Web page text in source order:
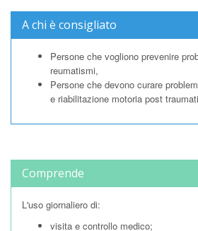
A chi è consigliato
Persone che vogliono prevenire
reumatismi,
Persone che devono curare
e riabilitazione motoria post
Comprende
L'uso giornaliero di:
visita e controllo medico;